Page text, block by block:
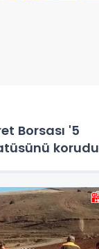
Borsası '5
korudu